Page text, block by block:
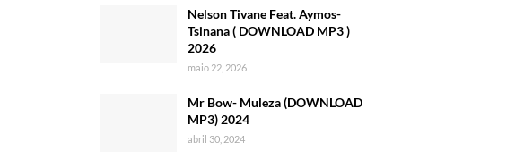
Nelson Tivane Feat. Aymos-
Tsinana ( DOWNLOAD MP3 )
2026
maio 22, 2026
Mr Bow- Muleza (DOWNLOAD
MP3) 2024
abril 30, 2024